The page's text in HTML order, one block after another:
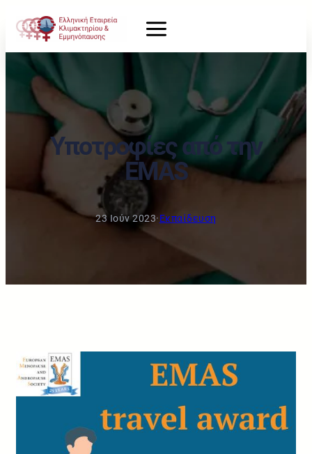
Υποτροφίες από την
EMAS
23 Ιούν 2023·Εκπαίδευση